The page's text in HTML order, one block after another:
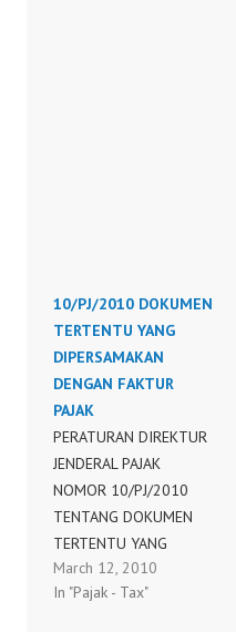
Pajak dan dengan
memperhatikan
Peraturan Direktur
Jenderal Pajak…
10/PJ/2010 DOKUMEN
TERTENTU YANG
DIPERSAMAKAN
DENGAN FAKTUR
PAJAK
PERATURAN DIREKTUR
JENDERAL PAJAK
NOMOR 10/PJ/2010
TENTANG DOKUMEN
TERTENTU YANG
KEDUDUKANNYA
DIPERSAMAKAN
March 12, 2010
In "Pajak - Tax"